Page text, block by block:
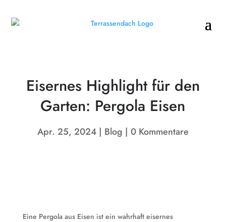
Eisernes Highlight für den
Garten: Pergola Eisen
Apr. 25, 2024 Blog 0 Kommentare
Eine Pergola aus Eisen ist ein wahrhaft eisernes